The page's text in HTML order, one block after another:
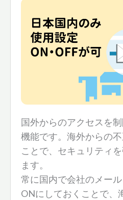
国外からのアクセスを
機能です。海外からの
ことで、セキュリティ
ます。
常に国内で会社のメー
ONにしておくことで、